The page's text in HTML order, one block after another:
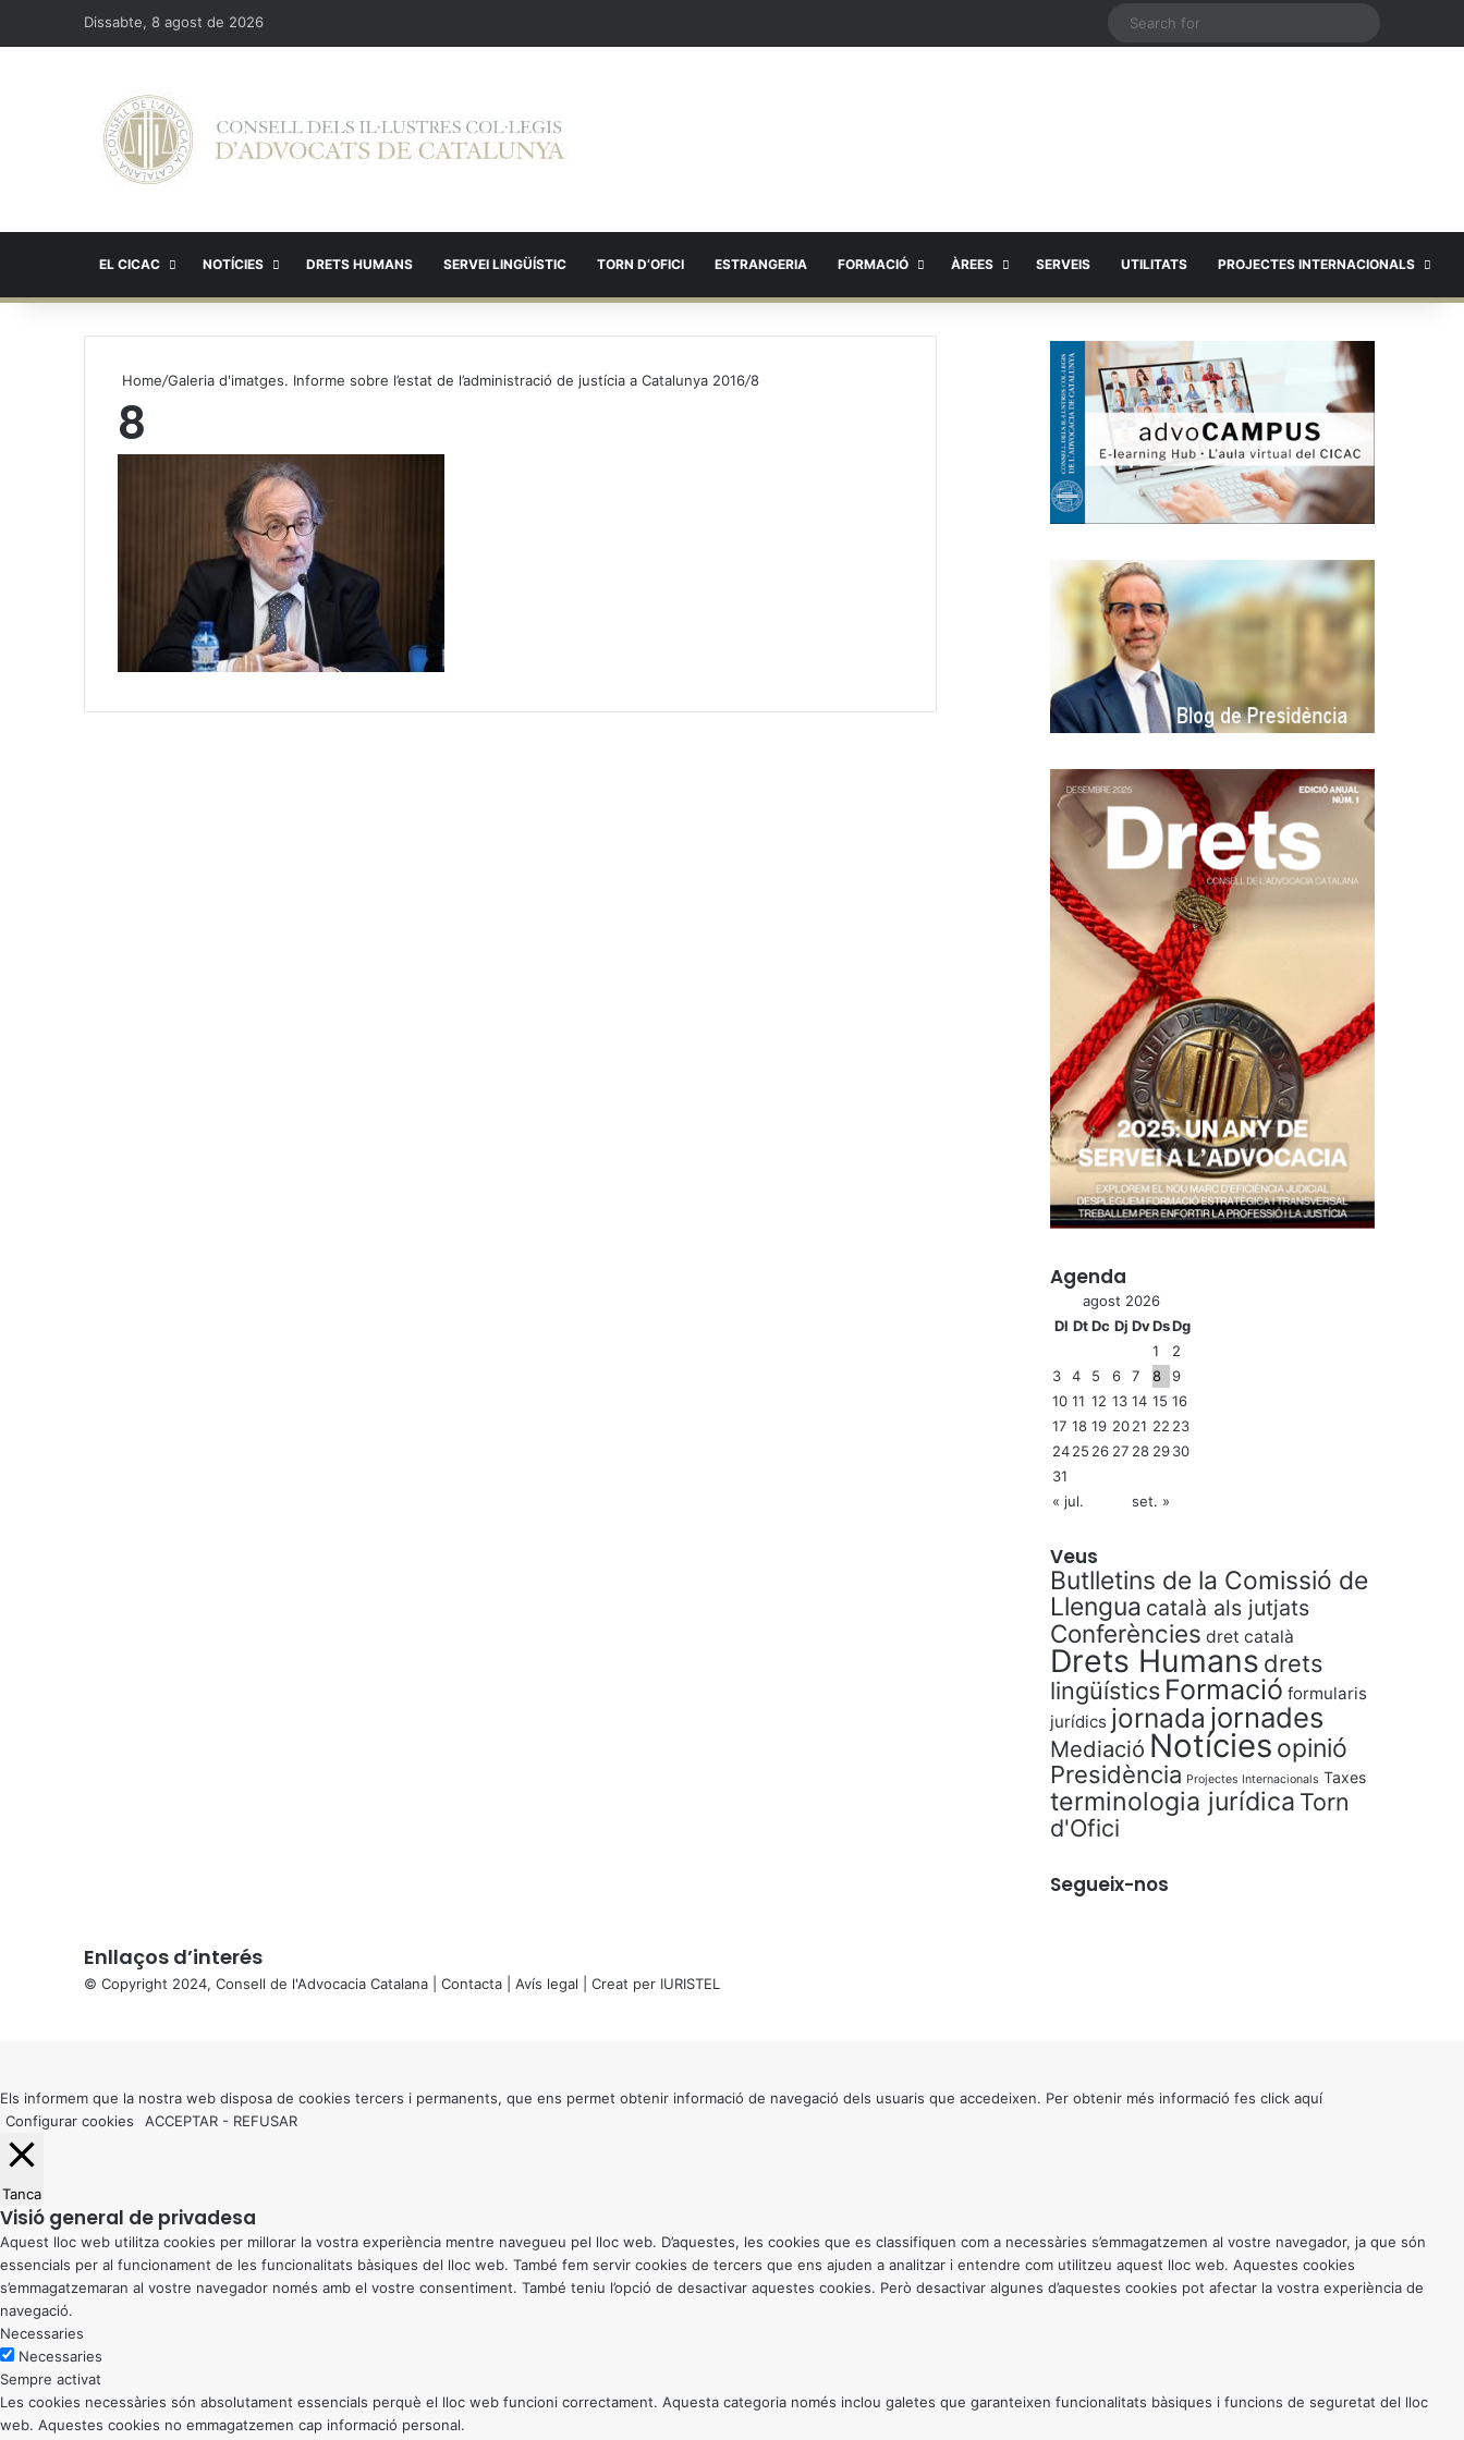
Dissabte, 8 agost de 2026
EL CICAC NOTÍCIES DRETS HUMANS SERVEI LINGÜÍSTIC TORN D’OFICI ESTRANGERIA FORMACIÓ ÀREES SERVEIS UTILITATS PROJECTES INTERNACIONALS
Home/Galeria d'imatges. Informe sobre l’estat de l’administració de justícia a Catalunya 2016/8
8
Agenda
agost 2026
Dl Dt Dc Dj DvDsDg
1
2
3
4 5 6 7 8
9
10 11 12 13 14 15 16
17 18 19 2021 22 23
2425 26 27 28 2930
31
« jul.
set. »
Veus
Butlletins de la Comissió de
Llengua català als jutjats
Conferències dret català
Drets Humans drets
lingüístics Formació formularis
jurídics jornada jornades
Mediació Notícies opinió
Presidència Projectes Internacionals Taxes
terminologia jurídica Torn
d'Ofici
Segueix-nos
Enllaços d’interés
© Copyright 2024, Consell de l'Advocacia Catalana | Contacta Avís legal | Creat per IURISTEL
button
Els informem que la nostra web disposa de cookies tercers i permanents, que ens permet obtenir informació de navegació dels usuaris que accedeixen. Per obtenir més informació fes click aquí
Configurar cookies
ACCEPTAR - REFUSAR
Tanca
Visió general de privadesa
Aquest lloc web utilitza cookies per millorar la vostra experiència mentre navegueu pel lloc web. D’aquestes, les cookies que es classifiquen com a necessàries s’emmagatzemen al vostre navegador, ja que són
essencials per al funcionament de les funcionalitats bàsiques del lloc web. També fem servir cookies de tercers que ens ajuden a analitzar i entendre com utilitzeu aquest lloc web. Aquestes cookies
s’emmagatzemaran al vostre navegador només amb el vostre consentiment. També teniu l’opció de desactivar aquestes cookies. Però desactivar algunes d’aquestes cookies pot afectar la vostra experiència de
navegació.
Necessaries
Necessaries
Sempre activat
Les cookies necessàries són absolutament essencials perquè el lloc web funcioni correctament. Aquesta categoria només inclou galetes que garanteixen funcionalitats bàsiques i funcions de seguretat del lloc
web. Aquestes cookies no emmagatzemen cap informació personal.